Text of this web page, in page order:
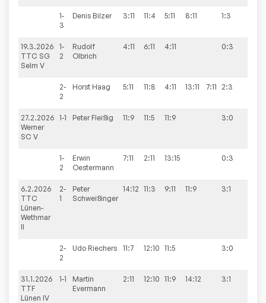
1-
3
Denis Bilzer 3:11 11:4 5:11 8:11 1:3
19.3.2026
TTC SG
Selm V
1-
2
Rudolf
Olbrich
4:11 6:11 4:11 0:3
2-
2
Horst Haag 5:11 11:8 4:11 13:11 7:11 2:3
27.2.2026
Werner
SC V
1-1 Peter Fleißig 11:9 11:5 11:9 3:0
1-
2
Erwin
Oestermann
7:11 2:11 13:15 0:3
6.2.2026
TTC
Lünen-
Wethmar
II
2-
1
Peter
Schweißinger
14:12 11:3 9:11 11:9 3:1
2-
2
Udo Riechers 11:7 12:10 11:5 3:0
31.1.2026
TTF
Lünen IV
1-1
Martin
Evermann
2:11 12:10 11:9 14:12 3:1